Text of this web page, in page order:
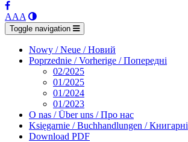
AAA
Toggle navigation
Nowy / Neue / Новий
Poprzednie / Vorherige / Попередні
02/2025
01/2025
01/2024
01/2023
O nas / Über uns / Про нас
Księgarnie / Buchhandlungen / Книгарні
Download PDF